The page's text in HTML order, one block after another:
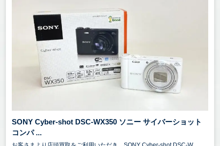
SONY Cyber-shot DSC-WX350 ソニー サイバーショット
コンパ ...